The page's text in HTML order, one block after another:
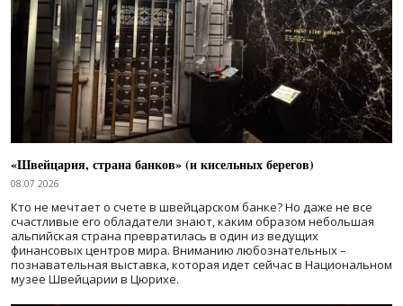
«Швейцария, страна банков» (и кисельных берегов)
08.07.2026
Кто не мечтает о счете в швейцарском банке? Но даже не все
счастливые его обладатели знают, каким образом небольшая
альпийская страна превратилась в один из ведущих
финансовых центров мира. Вниманию любознательных –
познавательная выставка, которая идет сейчас в Национальном
музее Швейцарии в Цюрихе.